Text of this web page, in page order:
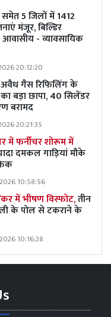
5 जिलों में 1412
मंजूर, बिल्डिर
- व्यावसायिक
20:12:20
गैस रिफिलिंग के
का बड़ा छापा, 40 सिलेंडर
बरामद
20:21:35
में फर्नीचर शोरूम में
दमकल गाड़ियां मौके
10:58:56
में भीषण विस्फोट,तीन
के पोल से टकराने के
10:16:28